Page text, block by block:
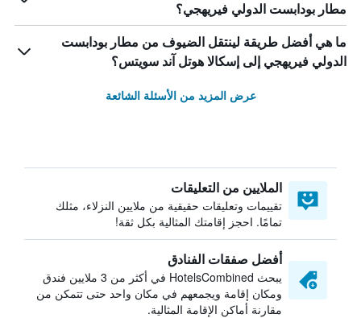
مطار بودابست الدولي فيريهجي؟
ما هي أفضل طريقة لينتقل الضيوف من مطار بودابست
الدولي فيريهجي إلى إسكالا هوتل آند سويتس؟
عرض المزيد من الأسئلة الشائعة
الملايين من التعليقات
تقييمات وتعليقات حقيقية من ملايين النزلاء، مثلك
تمامًا. احجز إقامتك المثالية بكل ثقة!
أفضل صفقات الفنادق
يبحث HotelsCombined في أكثر من 3 ملايين فندق
ومكان إقامة ويجمعهم في مكان واحد حتى تتمكن من
مقارنة أماكن الإقامة المثالية.